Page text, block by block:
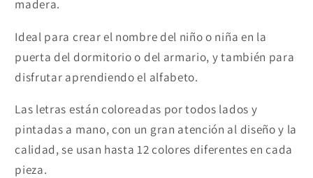
madera.
Ideal para crear el nombre del niño o niña en la
puerta del dormitorio o del armario, y también para
disfrutar aprendiendo el alfabeto.
Las letras están coloreadas por todos lados y
pintadas a mano, con un gran atención al diseño y la
calidad, se usan hasta 12 colores diferentes en cada
pieza.